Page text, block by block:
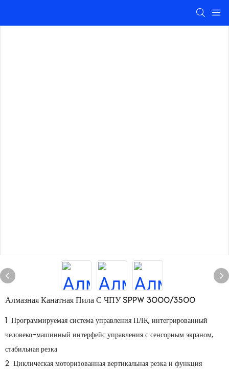
Алмазная Канатная Пила С ЧПУ SPPW 3000/3500
1 Программируемая система управления ПЛК, интегрированный
человеко-машинный интерфейс управления с сенсорным экраном,
стабильная резка
2 Циклическая моторизованная вертикальная резка и функция